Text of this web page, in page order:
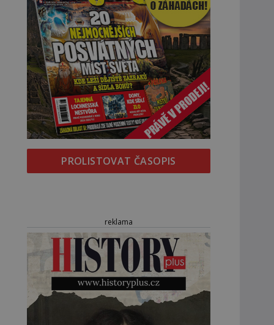
PROLISTOVAT ČASOPIS
reklama